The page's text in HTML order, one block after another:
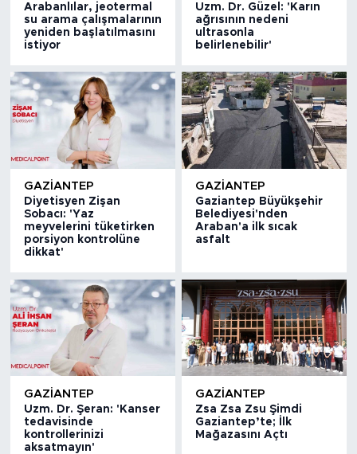
Arabanlılar, jeotermal
su arama çalışmalarının
yeniden başlatılmasını
istiyor
Uzm. Dr. Güzel: 'Karın
ağrısının nedeni
ultrasonla
belirlenebilir'
GAZIANTEP
Diyetisyen Zişan
Sobacı: 'Yaz
meyvelerini tüketirken
porsiyon kontrolüne
dikkat'
GAZIANTEP
Gaziantep Büyükşehir
Belediyesi'nden
Araban'a ilk sıcak
asfalt
GAZIANTEP
Uzm. Dr. Şeran: 'Kanser
tedavisinde
kontrollerinizi
aksatmayın'
GAZIANTEP
Zsa Zsa Zsu Şimdi
Gaziantep’te; İlk
Mağazasını Açtı